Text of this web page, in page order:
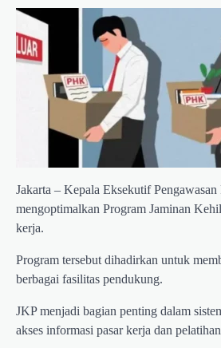
Jakarta – Kepala Eksekutif
mengoptimalkan Program Jaminan
kerja.
Program tersebut dihadirkan untuk
berbagai fasilitas pendukung.
JKP menjadi bagian penting dalam
akses informasi pasar kerja dan